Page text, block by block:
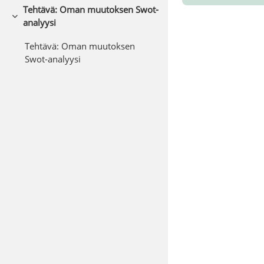
Collapse
Tehtävä: Oman muutoksen Swot-
analyysi
Tehtävä: Oman muutoksen
Swot-analyysi